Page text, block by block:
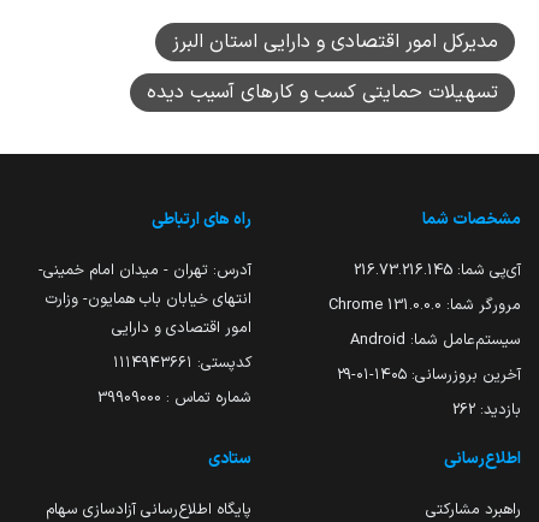
مدیرکل امور اقتصادی و دارایی استان البرز
تسهیلات حمایتی کسب و کارهای آسیب دیده
مشخصات شما
آی‌پی شما: 216.73.216.145
مرورگر شما: 131.0.0.0 Chrome
سیستم‌عامل شما: Android
آخرین بروزرسانی: ۱۴۰۵-۰۱-۲۹
بازدید: 262
راه های ارتباطی
آدرس: تهران - میدان امام خمینی-
انتهای خیابان باب همایون- وزارت
امور اقتصادی و دارایی
کدپستی: ۱۱۱۴۹۴۳۶۶۱
شماره تماس : 39909000
اطلاع‌رسانی
راهبرد مشارکتی
ستادی
پایگاه اطلاع‌رسانی آزادسازی سهام